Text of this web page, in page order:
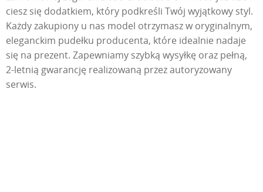
ciesz się dodatkiem, który podkreśli Twój wyjątkowy styl.
Każdy zakupiony u nas model otrzymasz w oryginalnym,
eleganckim pudełku producenta, które idealnie nadaje
się na prezent. Zapewniamy szybką wysyłkę oraz pełną,
2-letnią gwarancję realizowaną przez autoryzowany
serwis.